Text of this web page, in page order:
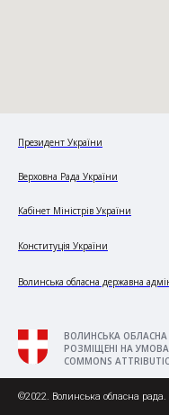
Президент України
Верховна Рада України
Кабінет Міністрів України
Конституція України
Волинська обласна державна
ВОЛИНСЬКА ОБЛАСНА
РОЗМІЩЕНІ НА УМОВАХ
COMMONS
©2022. Волинська обласна рада.